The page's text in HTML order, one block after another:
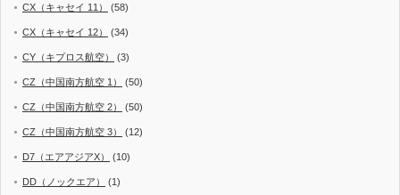
CX（キャセイ 11） (58)
CX（キャセイ 12） (34)
CY（キプロス航空） (3)
CZ（中国南方航空 1） (50)
CZ（中国南方航空 2） (50)
CZ（中国南方航空 3） (12)
D7（エアアジアX） (10)
DD（ノックエア） (1)